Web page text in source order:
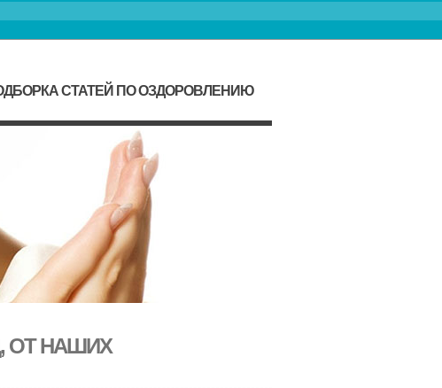
СТАТЕЙ ПО ОЗДОРОВЛЕНИЮ
ОТ НАШИХ